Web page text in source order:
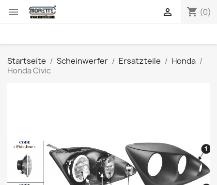
 shopping_cart (0)

Startseite Scheinwerfer Ersatzteile
Honda
Honda Civic